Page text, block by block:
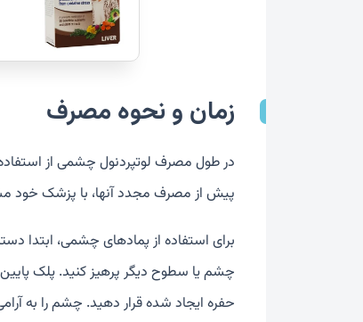
زمان و نحوه مصرف
در طول مصرف لوتپردنول چشمی از
پیش از مصرف مجدد آنها، با پزشک خود
برای استفاده از پمادهای چشمی، ابتدا
حفره ایجاد شده قرار دهید. چشم را به